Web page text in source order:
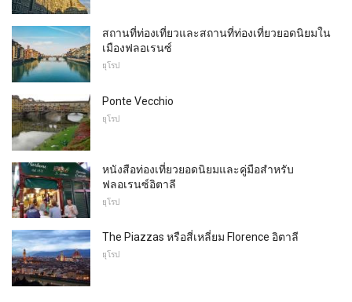
สถานที่ท่องเที่ยวและสถานที่ท่องเที่ยวยอดนิยมใน
เมืองฟลอเรนซ์
ยุโรป
Ponte Vecchio
ยุโรป
หนังสือท่องเที่ยวยอดนิยมและคู่มือสำหรับ
ฟลอเรนซ์อิตาลี
ยุโรป
The Piazzas หรือสี่เหลี่ยม Florence อิตาลี
ยุโรป